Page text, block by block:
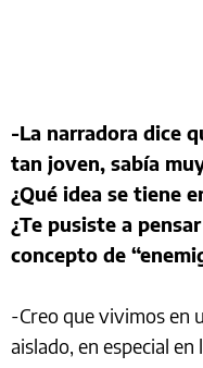
-La narradora dice
tan joven, sabía
¿Qué idea se tiene
¿Te pusiste a
concepto de
-Creo que vivimos en
aislado, en especial